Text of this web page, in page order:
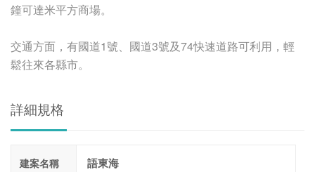
鐘可達米平方商場。
交通方面，有國道1號、國道3號及74快速道路可利用，輕
鬆往來各縣市。
詳細規格
建案名稱 語東海